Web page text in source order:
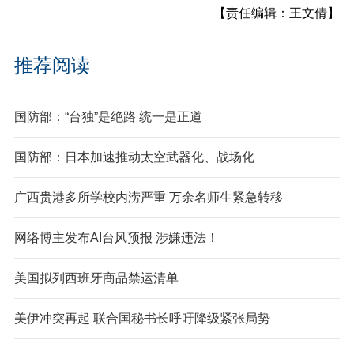
【责任编辑：王文倩】
推荐阅读
国防部：“台独”是绝路 统一是正道
国防部：日本加速推动太空武器化、战场化
广西贵港多所学校内涝严重 万余名师生紧急转移
网络博主发布AI台风预报 涉嫌违法！
美国拟列西班牙商品禁运清单
美伊冲突再起 联合国秘书长呼吁降级紧张局势